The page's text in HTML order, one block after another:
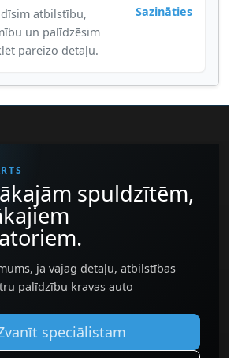
atbilstību,
un palīdzēsim
pareizo detaļu.
Sazināties
spuldzītēm,
ja vajag detaļu, atbilstības
palīdzību kravas auto
speciālistam